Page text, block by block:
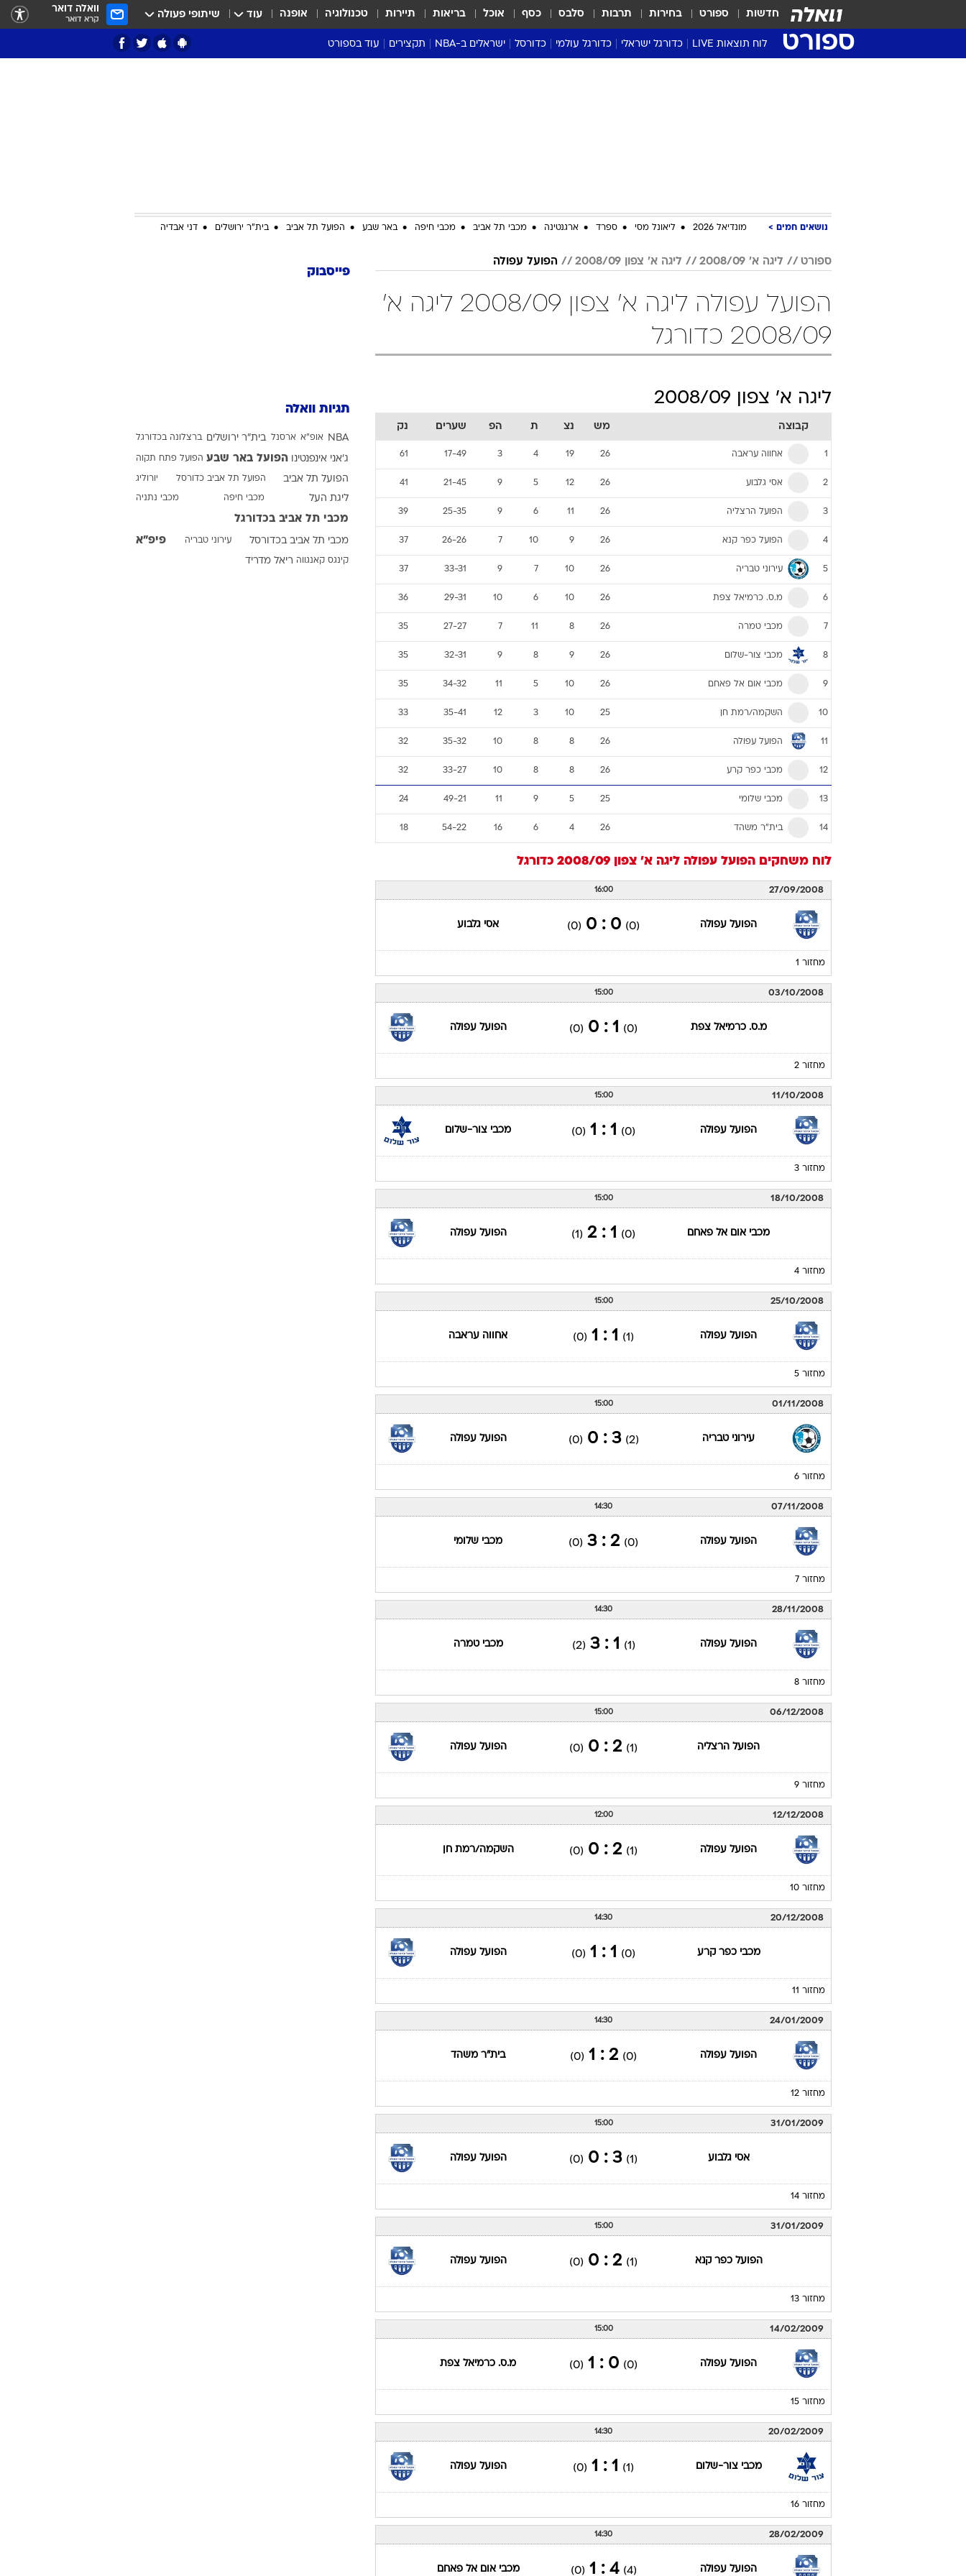
חדשות ספורט בחירות תרבות סלבס כסף אוכל בריאות תיירות טכנולוגיה אופנה עוד שיתופי פעולה וואלה דואר
קרא דואר
ספורט לוח תוצאות LIVE כדורגל ישראלי
ליגה א'
כדורגל עולמי
דרום אמריקה
כדורסל ישראלים ב-NBA תקצירים עוד בספורט
סערה בממלכה
4-4-2
משרד החוץ
רץ על הקווים
ספורט בחקירה
סוגרים שנה
מונדיאל 2014
בראש ובראשונה
אליפות אפריקה 2015
כתבו לנו
נושאים חמים מונדיאל 2026 ליאונל מסי ספרד ארגנטינה מכבי תל אביב מכבי חיפה באר שבע הפועל תל אביב בית"ר ירושלים דני אבדיה
ספורט ליגה א' 2008/09 ליגה א' צפון 2008/09 הפועל עפולה
הפועל עפולה ליגה א' צפון 2008/09 ליגה א'
2008/09 כדורגל
ליגה א' צפון 2008/09
קבוצה מש נצ ת הפ שערים נק
1 אחווה עראבה 26
19
4
3
17-49
61
2 אסי גלבוע 26
12
5
9
21-45
41
3 הפועל הרצליה 26
11
6
9
25-35
39
4 הפועל כפר קנא 26
9
10
7
26-26
37
5 עירוני טבריה 26
10
7
9
33-31
37
6 מ.ס. כרמיאל צפת 26
10
6
10
29-31
36
7 מכבי טמרה 26
8
11
7
27-27
35
8 מכבי צור-שלום 26
9
8
9
32-31
35
9 מכבי אום אל פאחם 26
10
5
11
34-32
35
10 השקמה/רמת חן 25
10
3
12
35-41
33
11 הפועל עפולה 26
8
8
10
35-32
32
12 מכבי כפר קרע 26
8
8
10
33-27
32
13 מכבי שלומי 25
5
9
11
49-21
24
14 בית"ר משהד 26
4
6
16
54-22
18
לוח משחקים הפועל עפולה ליגה א' צפון 2008/09 כדורגל
27/09/2008
16:00
הפועל עפולה (0)
0 : 0
(0) אסי גלבוע
מחזור 1
03/10/2008
15:00
מ.ס. כרמיאל צפת (0)
1 : 0
(0) הפועל עפולה
מחזור 2
11/10/2008
15:00
הפועל עפולה (0)
1 : 1
(0) מכבי צור-שלום
מחזור 3
18/10/2008
15:00
מכבי אום אל פאחם (0)
1 : 2
(1) הפועל עפולה
מחזור 4
25/10/2008
15:00
הפועל עפולה (1)
1 : 1
(0) אחווה עראבה
מחזור 5
01/11/2008
15:00
עירוני טבריה (2)
3 : 0
(0) הפועל עפולה
מחזור 6
07/11/2008
14:30
הפועל עפולה (0)
2 : 3
(0) מכבי שלומי
מחזור 7
28/11/2008
14:30
הפועל עפולה (1)
1 : 3
(2) מכבי טמרה
מחזור 8
06/12/2008
15:00
הפועל הרצליה (1)
2 : 0
(0) הפועל עפולה
מחזור 9
12/12/2008
12:00
הפועל עפולה (1)
2 : 0
(0) השקמה/רמת חן
מחזור 10
20/12/2008
14:30
מכבי כפר קרע (0)
1 : 1
(0) הפועל עפולה
מחזור 11
24/01/2009
14:30
הפועל עפולה (0)
2 : 1
(0) בית"ר משהד
מחזור 12
31/01/2009
15:00
אסי גלבוע (1)
3 : 0
(0) הפועל עפולה
מחזור 14
31/01/2009
15:00
הפועל כפר קנא (1)
2 : 0
(0) הפועל עפולה
מחזור 13
14/02/2009
15:00
הפועל עפולה (0)
0 : 1
(0) מ.ס. כרמיאל צפת
מחזור 15
20/02/2009
14:30
מכבי צור-שלום (1)
1 : 1
(0) הפועל עפולה
מחזור 16
28/02/2009
14:30
הפועל עפולה (4)
4 : 1
(0) מכבי אום אל פאחם
פייסבוק
תגיות וואלה
NBA אופ"א ארסנל בית"ר ירושלים ברצלונה בכדורגל
ג'אני אינפנטינו הפועל באר שבע הפועל פתח תקוה
הפועל תל אביב הפועל תל אביב כדורסל יורוליג
ליגת העל מכבי חיפה מכבי נתניה
מכבי תל אביב בכדורגל
מכבי תל אביב בכדורסל עירוני טבריה פיפ"א
קינגס קאנגווה ריאל מדריד